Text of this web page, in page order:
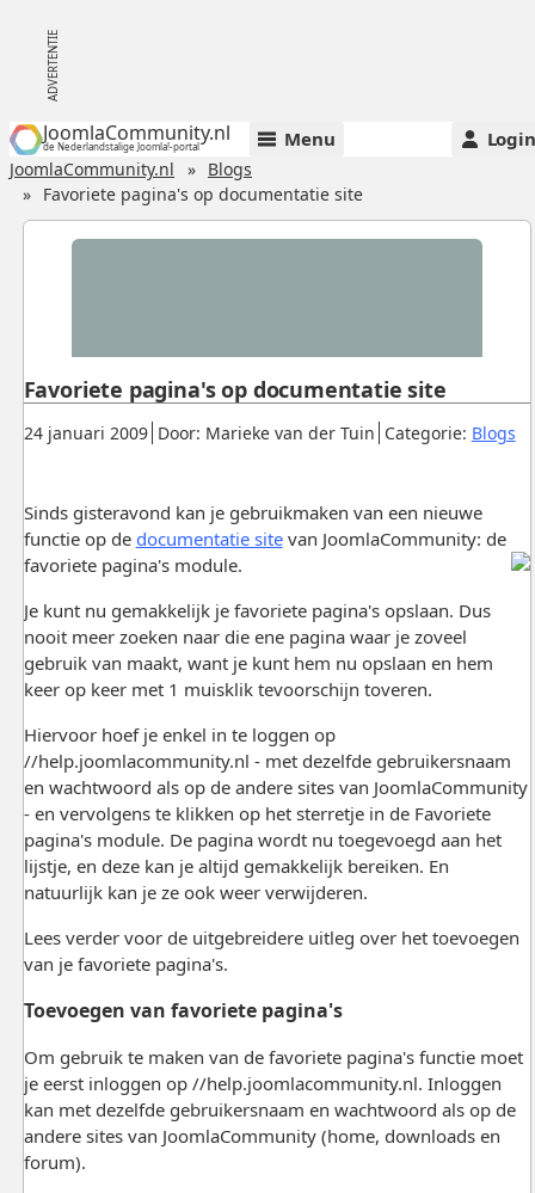
JoomlaCommunity.nl
de Nederlandstalige Joomla!-portal Menu Login
JoomlaCommunity.nl
Blogs
Favoriete pagina's op documentatie site
Gepubliceerd:
24 januari 2009. Door: Marieke van der Tuin. Categorie: Blogs.
Favoriete pagina's op documentatie site
Sinds gisteravond kan je gebruikmaken van een nieuwe
functie op de documentatie sitevan JoomlaCommunity: de
favoriete pagina's module.
Je kunt nu gemakkelijk je favoriete pagina's opslaan. Dus
nooit meer zoeken naar die ene pagina waar je zoveel
gebruik van maakt, want je kunt hem nu opslaan en hem
keer op keer met 1 muisklik tevoorschijn toveren.
Hiervoor hoef je enkel in te loggen op
//help.joomlacommunity.nl - met dezelfde gebruikersnaam
en wachtwoord als op de andere sites van JoomlaCommunity
- en vervolgens te klikken op het sterretje in de Favoriete
pagina's module. De pagina wordt nu toegevoegd aan het
lijstje, en deze kan je altijd gemakkelijk bereiken. En
natuurlijk kan je ze ook weer verwijderen.
Lees verder voor de uitgebreidere uitleg over het toevoegen
van je favoriete pagina's.
Toevoegen van favoriete pagina's
Om gebruik te maken van de favoriete pagina's functie moet
je eerst inloggen op //help.joomlacommunity.nl. Inloggen
kan met dezelfde gebruikersnaam en wachtwoord als op de
andere sites van JoomlaCommunity (home, downloads en
forum).